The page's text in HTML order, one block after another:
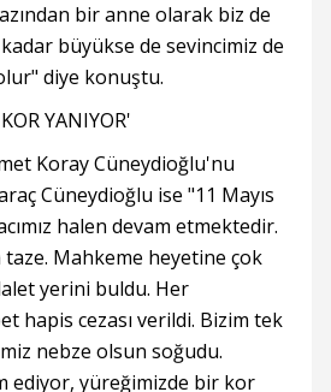
bir anne olarak biz de
kadar büyükse de sevincimiz de
diye konuştu.
YANIYOR'
Koray Cüneydioğlu'nu
Cüneydioğlu ise "11 Mayıs
halen devam etmektedir.
Mahkeme heyetine çok
yerini buldu. Her
hapis cezası verildi. Bizim tek
nebze olsun soğudu.
ediyor, yüreğimizde bir kor